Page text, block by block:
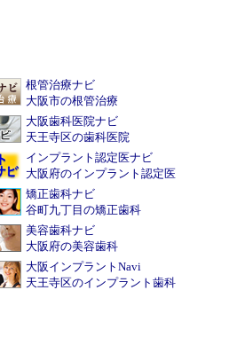
根管治療ナビ
大阪市の根管治療
大阪歯科医院ナビ
天王寺区の歯科医院
インプラント認定医ナビ
大阪府のインプラント認定医
矯正歯科ナビ
谷町九丁目の矯正歯科
美容歯科ナビ
大阪府の美容歯科
大阪インプラントNavi
天王寺区のインプラント歯科